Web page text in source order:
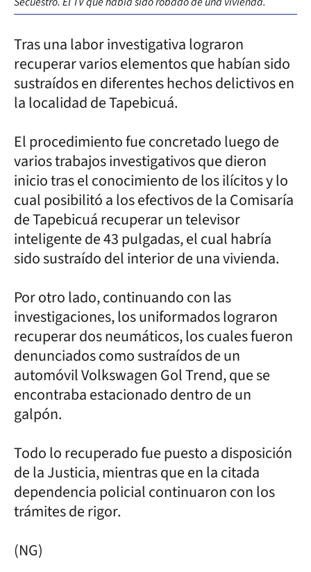
Tras una labor investigativa lograron
recuperar varios elementos que habían sido
sustraídos en diferentes hechos delictivos en
la localidad de Tapebicuá.
El procedimiento fue concretado luego de
varios trabajos investigativos que dieron
inicio tras el conocimiento de los ilícitos y lo
cual posibilitó a los efectivos de la Comisaría
de Tapebicuá recuperar un televisor
inteligente de 43 pulgadas, el cual habría
sido sustraído del interior de una vivienda.
Por otro lado, continuando con las
investigaciones, los uniformados lograron
recuperar dos neumáticos, los cuales fueron
denunciados como sustraídos de un
automóvil Volkswagen Gol Trend, que se
encontraba estacionado dentro de un
galpón.
Todo lo recuperado fue puesto a disposición
de la Justicia, mientras que en la citada
dependencia policial continuaron con los
trámites de rigor.
(NG)